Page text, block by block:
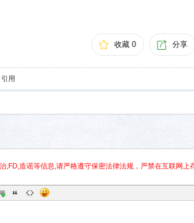
收藏 0 分享
引用
,FD,造谣等信息,请严格遵守保密法律法规，严禁在互联网上